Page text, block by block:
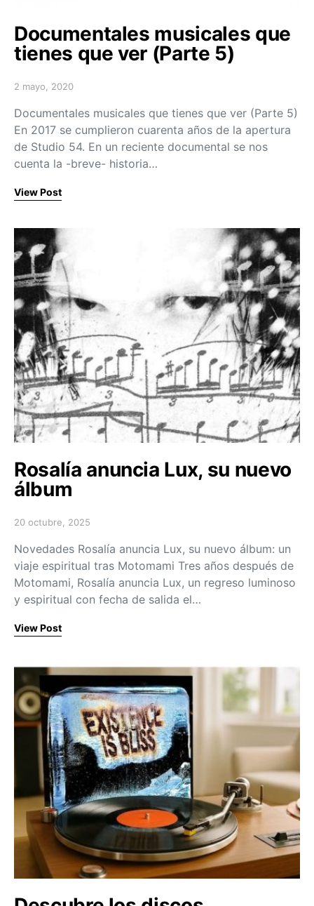
Documentales musicales que
tienes que ver (Parte 5)
Posted on
2 mayo, 2020
Documentales musicales que tienes que ver (Parte 5)
En 2017 se cumplieron cuarenta años de la apertura
de Studio 54. En un reciente documental se nos
cuenta la -breve- historia…
View Post
Rosalía anuncia Lux, su nuevo
álbum
Posted on
20 octubre, 2025
Novedades Rosalía anuncia Lux, su nuevo álbum: un
viaje espiritual tras Motomami Tres años después de
Motomami, Rosalía anuncia Lux, un regreso luminoso
y espiritual con fecha de salida el…
View Post